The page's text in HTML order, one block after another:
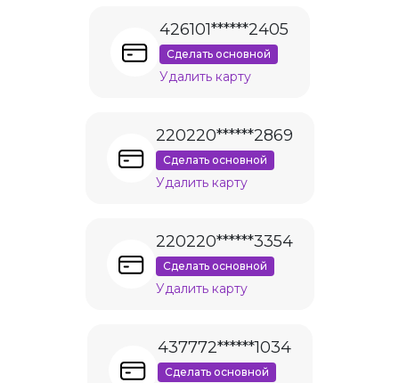
426101******2405
Сделать основной
Удалить карту
220220******2869
Сделать основной
Удалить карту
220220******3354
Сделать основной
Удалить карту
437772******1034
Сделать основной